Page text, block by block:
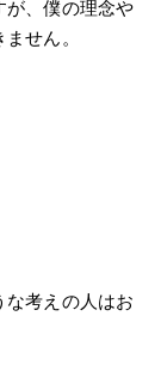
が、僕の理念や
せん。
考えの人はお